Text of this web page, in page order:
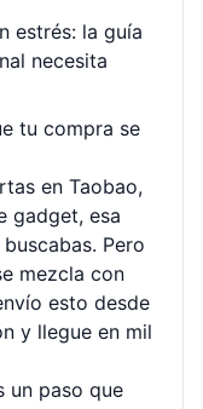
hasta
dolores
estrés: la guía
necesita
tu compra se
en Taobao,
gadget, esa
Pero
mezcla con
esto desde
y llegue en mil
un paso que